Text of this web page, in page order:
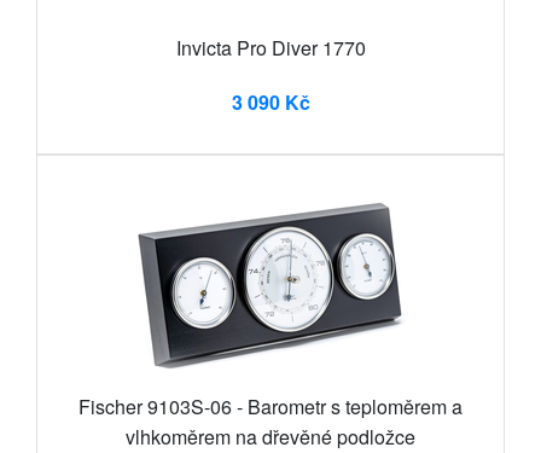
Invicta Pro Diver 1770
3 090 Kč
Fischer 9103S-06 - Barometr s teploměrem a
vlhkoměrem na dřevěné podložce